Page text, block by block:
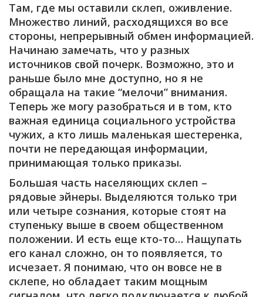
Там, где мы оставили склеп, оживление.
Множество линий, расходящихся во все
стороны, непрерывный обмен информацией.
Начинаю замечать, что у разных
источников свой почерк. Возможно, это и
раньше было мне доступно, но я не
обращала на такие “мелочи” внимания.
Теперь же могу разобраться и в том, кто
важная единица социального устройства
чужих, а кто лишь маленькая шестеренка,
почти не передающая информации,
принимающая только приказы.
Большая часть населяющих склеп –
рядовые эйнеры. Выделяются только три
или четыре сознания, которые стоят на
ступеньку выше в своем общественном
положении. И есть еще кто-то… Нащупать
его канал сложно, он то появляется, то
исчезает. Я понимаю, что он вовсе не в
склепе, но обладает таким мощным